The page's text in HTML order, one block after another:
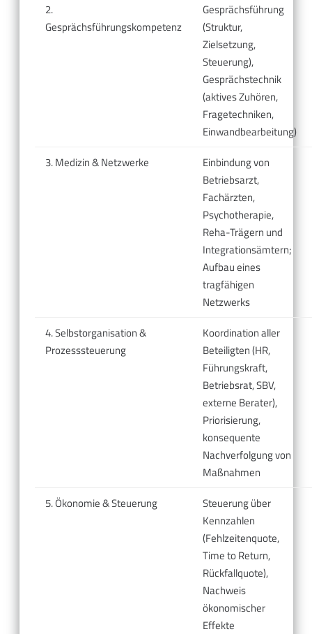
2.
Gesprächsführungskompetenz
Gesprächsführung
(Struktur,
Zielsetzung,
Steuerung),
Gesprächstechnik
(aktives Zuhören,
Fragetechniken,
Einwandbearbeitung)
3. Medizin & Netzwerke
Einbindung von
Betriebsarzt,
Fachärzten,
Psychotherapie,
Reha-Trägern und
Integrationsämtern;
Aufbau eines
tragfähigen
Netzwerks
4. Selbstorganisation &
Prozesssteuerung
Koordination aller
Beteiligten (HR,
Führungskraft,
Betriebsrat, SBV,
externe Berater),
Priorisierung,
konsequente
Nachverfolgung von
Maßnahmen
5. Ökonomie & Steuerung
Steuerung über
Kennzahlen
(Fehlzeitenquote,
Time to Return,
Rückfallquote),
Nachweis
ökonomischer
Effekte